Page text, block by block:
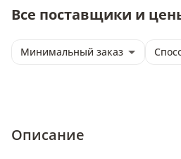
Все поставщики и
Минимальный заказ
Описание